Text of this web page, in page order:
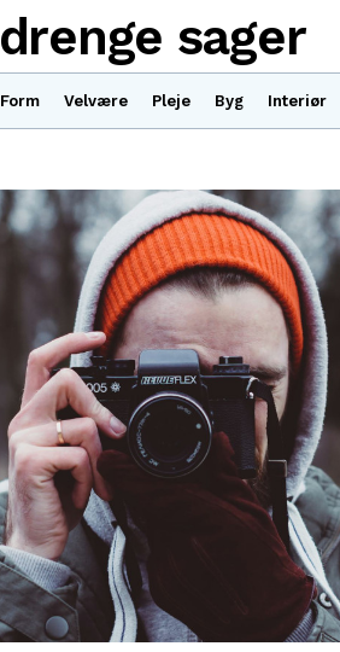
Form Velvære Pleje Byg Interiør
drenge sager